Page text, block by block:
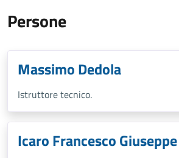
Persone
Massimo Dedola
Istruttore tecnico.
Icaro Francesco